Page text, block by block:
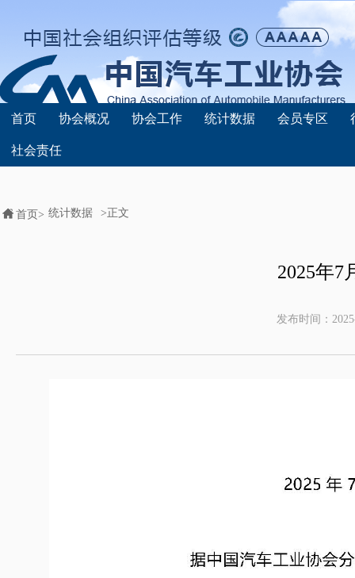
首页 协会概况 协会工作 统计数据 会员专区
社会责任
首页> 统计数据 >正文
2025年7
发布时间：